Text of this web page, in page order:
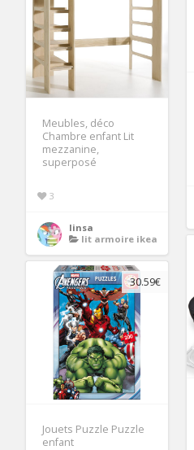
Meubles, déco
Chambre enfant Lit
mezzanine,
superposé
3
linsa
lit armoire ikea
30.59€
Jouets Puzzle Puzzle
enfant